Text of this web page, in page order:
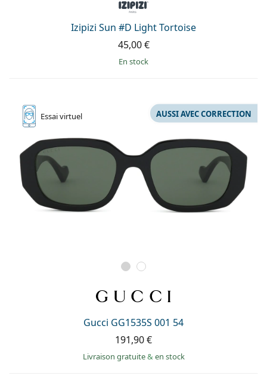
Izipizi Sun #D Light Tortoise
45,00 €
en stock
Essaivirtuel
Gucci GG1535S 001 54
AUSSI AVEC CORRECTION
191,90 €
Livraison gratuite& en stock